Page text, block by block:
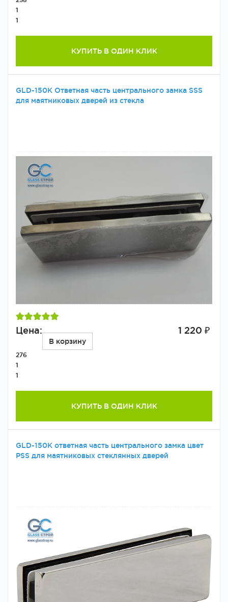
1
1
КУПИТЬ В ОДИН КЛИК
GLD-150K Ответная часть центрального замка SSS
для маятниковых дверей из стекла
Цена: 1 220 ₽
В корзину
276
1
1
КУПИТЬ В ОДИН КЛИК
GLD-150K ответная часть центрального замка цвет
PSS для маятниковых стеклянных дверей